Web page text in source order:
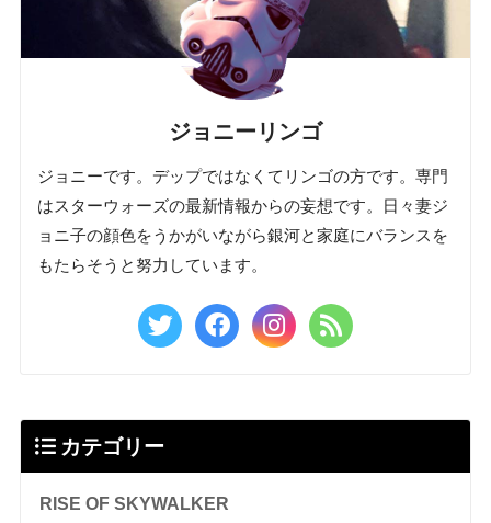
ジョニーリンゴ
ジョニーです。デップではなくてリンゴの方です。専門
はスターウォーズの最新情報からの妄想です。日々妻ジ
ョニ子の顔色をうかがいながら銀河と家庭にバランスを
もたらそうと努力しています。
カテゴリー
RISE OF SKYWALKER